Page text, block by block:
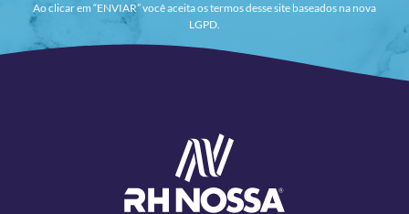
Ao clicar em “ENVIAR” você aceita os termos desse site baseados na nova
LGPD.